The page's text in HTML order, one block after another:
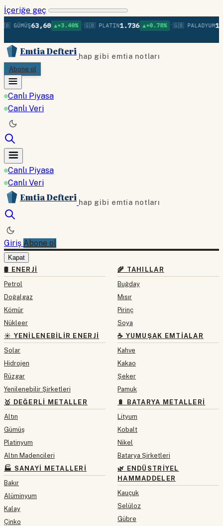
İçeriğe geç
63,60 ▲+3.40% •🇬🇧 PLATIN1.736 ▲+0.78% •🇬🇧 PALADYUM
Emtia Defteri hap gibi emtia notları
Abone ol
Canlı Piyasa
Canlı Veri
Canlı Piyasa
Canlı Veri
Emtia Defteri hap gibi emtia notları
Giriş Abone ol
Kapat
🛢 ENERJI
Petrol
Doğalgaz
Kömür
Nükleer
☀️ YENILENEBILIR ENERJI
Solar
Hidrojen
Rüzgar
Yenilenebilir Şirketleri
🥇 DEĞERLI METALLER
Altın
Gümüş
Platinyum
Altın Madencileri
🏭 SANAYI METALLERI
Bakır
Alüminyum
Kalay
Çinko
🌾 TAHILLAR
Buğday
Mısır
Pirinç
Soya
☕ YUMUŞAK EMTIALAR
Kahve
Kakao
Şeker
Pamuk
🔋 BATARYA METALLERI
Lityum
Kobalt
Nikel
Batarya Şirketleri
🌿 ENDÜSTRIYEL
HAMMADDELER
Kauçuk
Selüloz
Gübre